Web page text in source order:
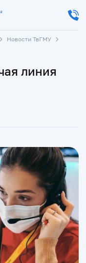
Новости ТвГМУ
линия